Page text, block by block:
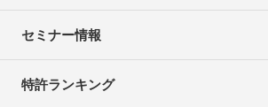
セミナー情報
特許ランキング